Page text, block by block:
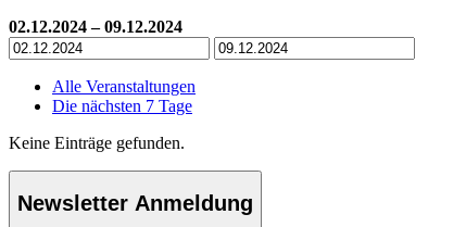
02.12.2024 – 09.12.2024
Alle Veranstaltungen
Die nächsten 7 Tage
Keine Einträge gefunden.
Newsletter Anmeldung